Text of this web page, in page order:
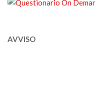
AVVISO